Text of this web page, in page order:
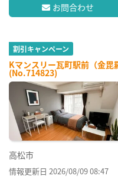
お問合わせ
割引キャンペーン
Kマンスリー瓦町駅前（金毘
(No.714823)
高松市
情報更新日 2026/08/09 08:47